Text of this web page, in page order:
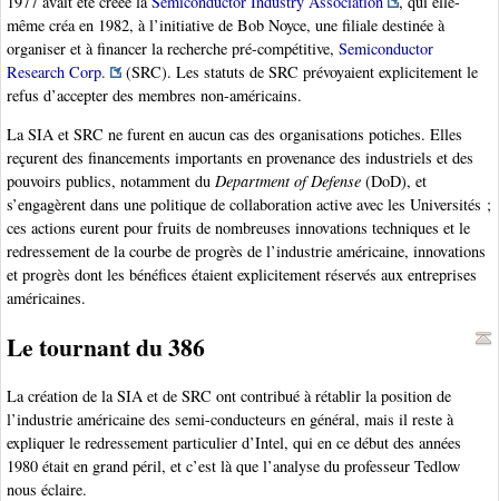
même créa en 1982, à l’initiative de Bob Noyce, une filiale destinée à
organiser et à financer la recherche pré-compétitive, Semiconductor
Research Corp.
(SRC). Les statuts de SRC prévoyaient explicitement le
refus d’accepter des membres non-américains.
La SIA et SRC ne furent en aucun cas des organisations potiches. Elles
reçurent des financements importants en provenance des industriels et des
pouvoirs publics, notamment du Department of Defense (DoD), et
s’engagèrent dans une politique de collaboration active avec les Universités ;
ces actions eurent pour fruits de nombreuses innovations techniques et le
redressement de la courbe de progrès de l’industrie américaine, innovations
et progrès dont les bénéfices étaient explicitement réservés aux entreprises
américaines.
Le tournant du 386
La création de la SIA et de SRC ont contribué à rétablir la position de
l’industrie américaine des semi-conducteurs en général, mais il reste à
expliquer le redressement particulier d’Intel, qui en ce début des années
1980 était en grand péril, et c’est là que l’analyse du professeur Tedlow
nous éclaire.